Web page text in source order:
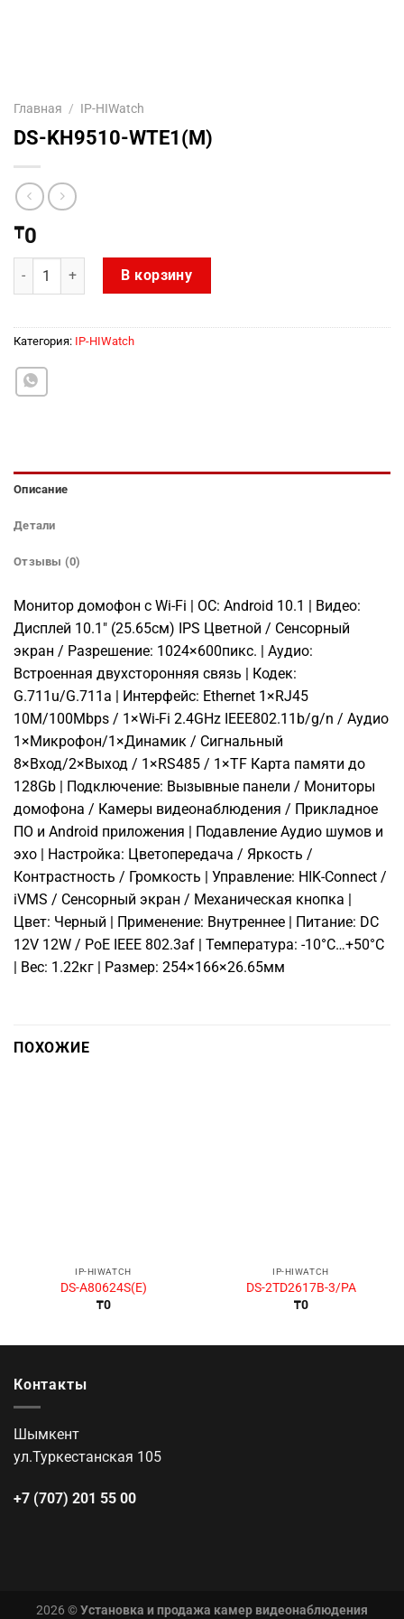
Главная / IP-HIWatch
DS-KH9510-WTE1(M)
₸0
Количество товара DS-KH9510-WTE1(M)
В корзину
Категория: IP-HIWatch
Описание
Детали
Отзывы (0)
Монитор домофон с Wi-Fi | ОС: Android 10.1 | Видео:
Дисплей 10.1″ (25.65см) IPS Цветной / Сенсорный
экран / Разрешение: 1024×600пикс. | Аудио:
Встроенная двухсторонняя связь | Кодек:
G.711u/G.711a | Интерфейс: Ethernet 1×RJ45
10M/100Mbps / 1×Wi-Fi 2.4GHz IEEE802.11b/g/n / Аудио
1×Микрофон/1×Динамик / Сигнальный
8×Вход/2×Выход / 1×RS485 / 1×TF Карта памяти до
128Gb | Подключение: Вызывные панели / Мониторы
домофона / Камеры видеонаблюдения / Прикладное
ПО и Android приложения | Подавление Аудио шумов и
эхо | Настройка: Цветопередача / Яркость /
Контрастность / Громкость | Управление: HIK-Connect /
iVMS / Сенсорный экран / Механическая кнопка |
Цвет: Черный | Применение: Внутреннее | Питание: DC
12V 12W / PoE IEEE 802.3af | Температура: -10°C…+50°C
| Вес: 1.22кг | Размер: 254×166×26.65мм
ПОХОЖИЕ
IP-HIWATCH
DS-A80624S(E)
₸0
IP-HIWATCH
DS-2TD2617B-3/PA
₸0
Контакты
Шымкент
ул.Туркестанская 105
+7 (707) 201 55 00
2026 ©Установка и продажа камер видеонаблюдения